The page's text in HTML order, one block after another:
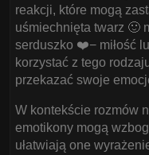
reakcji, które mogą
uśmiechnięta twarz 🙂
serduszko ❤️− miłość
korzystać z tego
przekazać swoje
W kontekście rozmów
emotikony mogą
ułatwiają one